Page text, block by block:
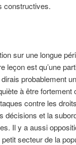
constructives.
sur une longue
leçon est qu’une
probablement
à être fortement
contre les droits
décisions et la
Il y a aussi
secteur de la